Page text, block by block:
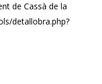
de Cassà de la
detallobra.php?